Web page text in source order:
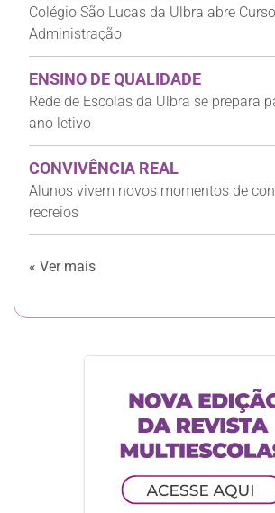
Colégio São Lucas da Ulbra abre
Administração
ENSINO DE QUALIDADE
Rede de Escolas da Ulbra se prepara
ano letivo
CONVIVÊNCIA REAL
Alunos vivem novos momentos de
recreios
« Ver mais